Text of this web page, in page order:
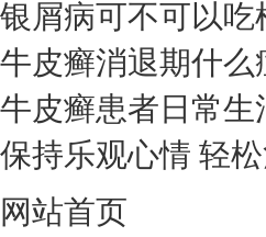
银屑病可不可以吃
牛皮癣消退期什么
牛皮癣患者日常生
保持乐观心情 轻
网站首页